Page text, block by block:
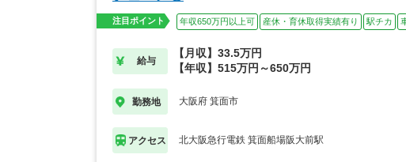
注目ポイント 年収650万円以上可 産休・育休取得実績有り 駅チカ
給与
【月収】33.5万円
【年収】515万円～650万円
勤務地 大阪府 箕面市
アクセス 北大阪急行電鉄 箕面船場阪大前駅